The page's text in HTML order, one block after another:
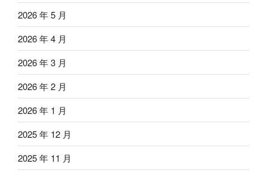
2026 年 5 月
2026 年 4 月
2026 年 3 月
2026 年 2 月
2026 年 1 月
2025 年 12 月
2025 年 11 月